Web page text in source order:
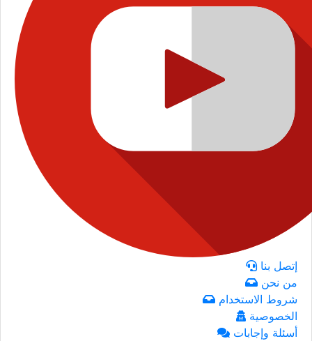
إتصل بنا
من نحن
شروط الاستخدام
الخصوصية
أسئلة وإجابات